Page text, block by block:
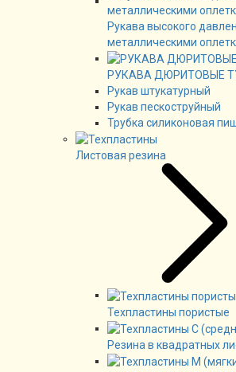
Рукава высокого
металлическими
РУКАВА ДЮРИТОВЫЕ
Рукав штукатурный
Рукав пескоструйный
Трубка силиконовая
Листовая резина
Техпластины пористые
Резина в квадратных